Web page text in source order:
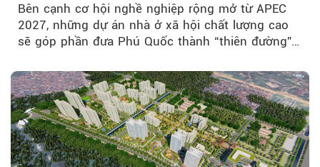
Bên cạnh cơ hội nghề nghiệp rộng mở từ APEC
2027, những dự án nhà ở xã hội chất lượng cao
sẽ góp phần đưa Phú Quốc thành “thiên đường”